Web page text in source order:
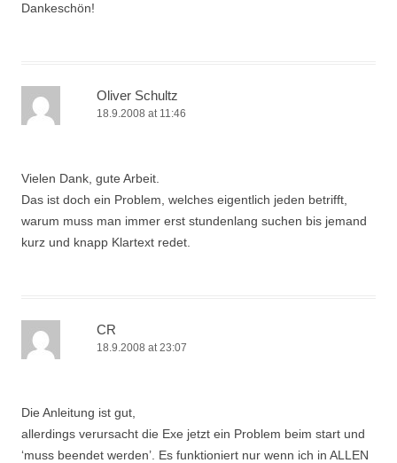
Dankeschön!
Oliver Schultz
18.9.2008 at 11:46
Vielen Dank, gute Arbeit.
Das ist doch ein Problem, welches eigentlich jeden betrifft,
warum muss man immer erst stundenlang suchen bis jemand
kurz und knapp Klartext redet.
CR
18.9.2008 at 23:07
Die Anleitung ist gut,
allerdings verursacht die Exe jetzt ein Problem beim start und
‘muss beendet werden’. Es funktioniert nur wenn ich in ALLEN